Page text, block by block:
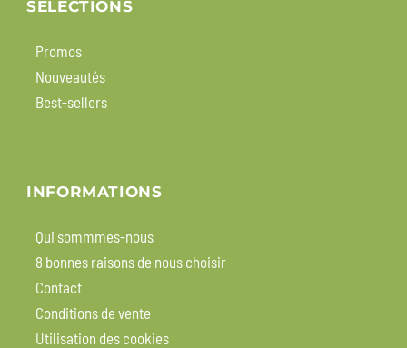
SÉLECTIONS
Promos
Nouveautés
Best-sellers
INFORMATIONS
Qui sommmes-nous
8 bonnes raisons de nous choisir
Contact
Conditions de vente
Utilisation des cookies